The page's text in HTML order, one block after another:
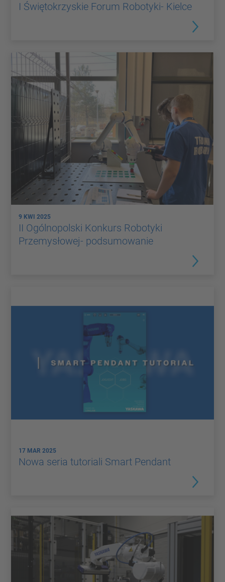
I Świętokrzyskie Forum Robotyki- Kielce
9 KWI 2025
II Ogólnopolski Konkurs Robotyki
Przemysłowej- podsumowanie
17 MAR 2025
Nowa seria tutoriali Smart Pendant